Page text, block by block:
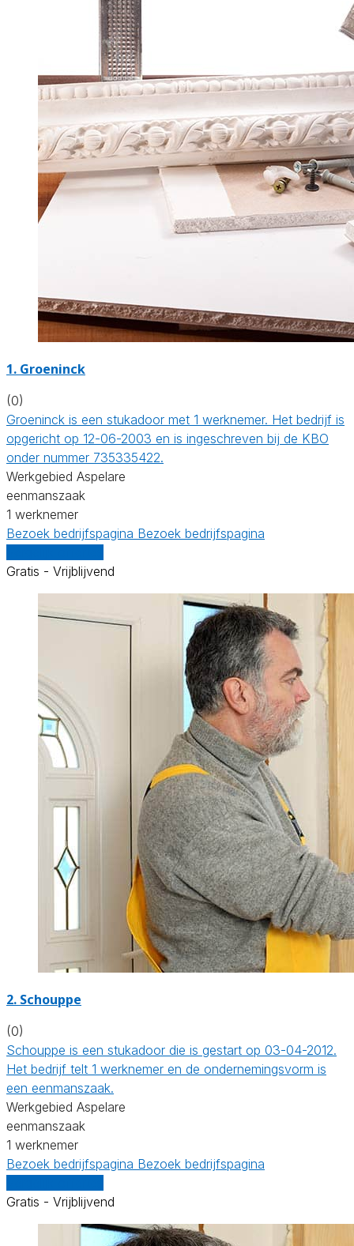
1. Groeninck
(0)
Groeninck is een stukadoor met 1 werknemer. Het bedrijf is
opgericht op 12-06-2003 en is ingeschreven bij de KBO
onder nummer 735335422.
Werkgebied Aspelare
eenmanszaak
1 werknemer
Bezoek bedrijfspagina Bezoek bedrijfspagina
Gratis - Vrijblijvend
2. Schouppe
(0)
Schouppe is een stukadoor die is gestart op 03-04-2012.
Het bedrijf telt 1 werknemer en de ondernemingsvorm is
een eenmanszaak.
Werkgebied Aspelare
eenmanszaak
1 werknemer
Bezoek bedrijfspagina Bezoek bedrijfspagina
Gratis - Vrijblijvend